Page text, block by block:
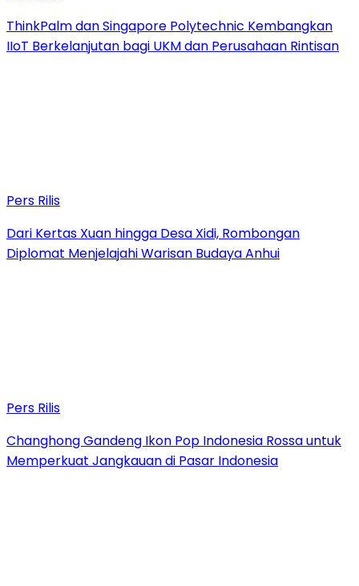
ThinkPalm dan Singapore Polytechnic Kembangkan
IIoT Berkelanjutan bagi UKM dan Perusahaan Rintisan
Pers Rilis
Dari Kertas Xuan hingga Desa Xidi, Rombongan
Diplomat Menjelajahi Warisan Budaya Anhui
Pers Rilis
Changhong Gandeng Ikon Pop Indonesia Rossa untuk
Memperkuat Jangkauan di Pasar Indonesia